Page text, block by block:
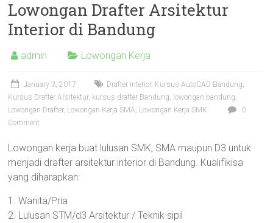
Lowongan Drafter Arsitektur
Interior di Bandung
admin Lowongan Kerja
January 3, 2017 Drafter Interior, Kursus AutoCAD Bandung,
Kursus Drafter Arsitektur, kursus drafter Bandung, lowongan bandung,
Lowongan Drafter, Lowongan Kerja SMA, Lowongan Kerja SMK
0
Comment
Lowongan kerja buat lulusan SMK, SMA maupun D3 untuk
menjadi drafter arsitektur interior di Bandung. Kualifikisa
yang diharapkan:
1. Wanita/Pria
2. Lulusan STM/d3 Arsitektur / Teknik sipil